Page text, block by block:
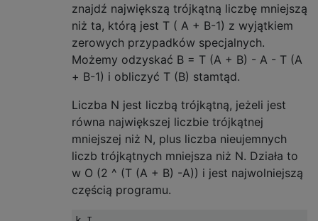
znajdź największą trójkątną liczbę mniejszą
niż ta, którą jest T ( A + B-1) z wyjątkiem
zerowych przypadków specjalnych.
Możemy odzyskać B = T (A + B) - A - T (A
+ B-1) i obliczyć T (B) stamtąd.
Liczba N jest liczbą trójkątną, jeżeli jest
równa największej liczbie trójkątnej
mniejszej niż N, plus liczba nieujemnych
liczb trójkątnych mniejsza niż N. Działa to
w O (2 ^ (T (A + B) -A)) i jest najwolniejszą
częścią programu.